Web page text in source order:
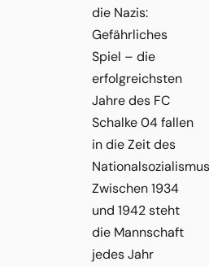
die Nazis:
Gefährliches
Spiel – die
erfolgreichsten
Jahre des FC
Schalke 04 fallen
in die Zeit des
Zwischen 1934
und 1942 steht
die Mannschaft
jedes Jahr